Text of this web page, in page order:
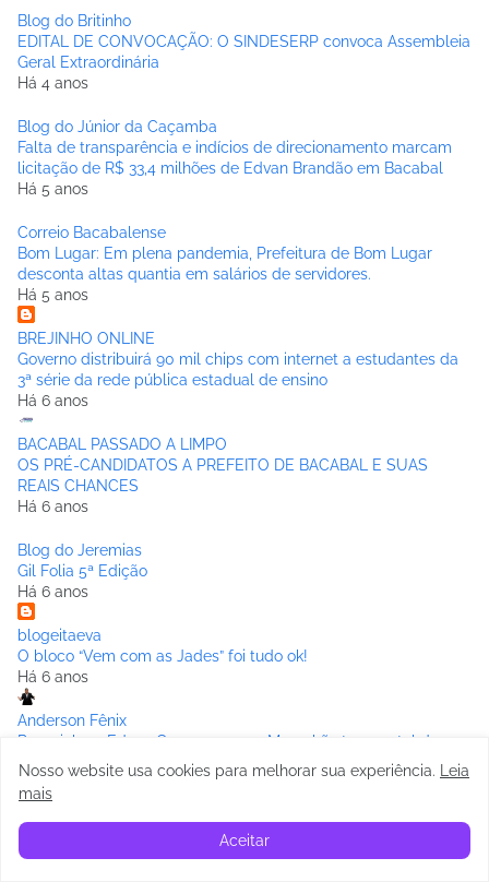
Blog do Britinho
EDITAL DE CONVOCAÇÃO: O SINDESERP convoca Assembleia
Geral Extraordinária
Há 4 anos
Blog do Júnior da Caçamba
Falta de transparência e indícios de direcionamento marcam
licitação de R$ 33,4 milhões de Edvan Brandão em Bacabal
Há 5 anos
Correio Bacabalense
Bom Lugar: Em plena pandemia, Prefeitura de Bom Lugar
desconta altas quantia em salários de servidores.
Há 5 anos
BREJINHO ONLINE
Governo distribuirá 90 mil chips com internet a estudantes da
3ª série da rede pública estadual de ensino
Há 6 anos
BACABAL PASSADO A LIMPO
OS PRÉ-CANDIDATOS A PREFEITO DE BACABAL E SUAS
REAIS CHANCES
Há 6 anos
Blog do Jeremias
Gil Folia 5ª Edição
Há 6 anos
blogeitaeva
O bloco “Vem com as Jades” foi tudo ok!
Há 6 anos
Anderson Fênix
Rogerinho e Edvan Gomes vem ao Maranhão,terra natal dos
mesmos
Há 6 anos
BACABAL DIÁRIO
DOIS HOMENS SÃO PRESOS DENTRO DA ASSEMBLÉIA
Nosso website usa cookies para melhorar sua experiência.
Leia
mais
Aceitar